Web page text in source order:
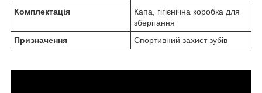
Комплектація
Капа, гігієнічна коробка для
зберігання
Призначення
Спортивний захист зубів